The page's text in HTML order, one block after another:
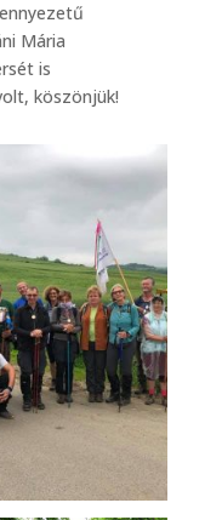
Mária
is
köszönjük!